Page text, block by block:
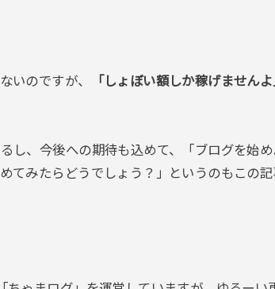
いのですが、 「しょぼい額しか稼げませんよ
し、今後への期待も込めて、「ブログを始
てみたらどうでしょう？」というのもこの